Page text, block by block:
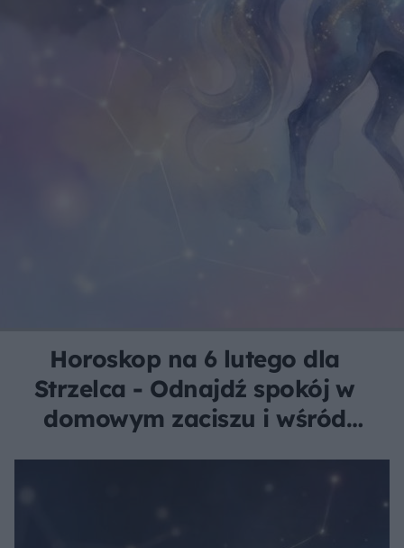
Horoskop na 6 lutego dla
Strzelca - Odnajdź spokój w
domowym zaciszu i wśród